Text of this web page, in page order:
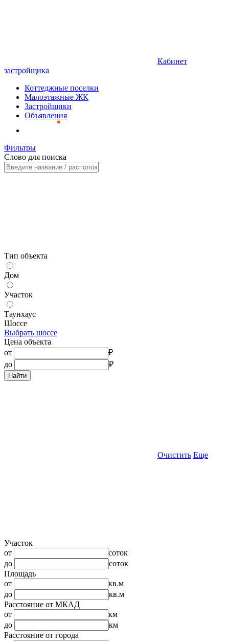
Кабинет
застройщика
Коттеджные поселки
Малоэтажные ЖК
Застройщики
Объявления
Фильтры
Слово для поиска
Тип объекта
Дом
Участок
Таунхаус
Шоссе
Выбрать шоссе
Цена объекта
от
₽
до
₽
Найти
Очистить Еще
Участок
от
соток
до
соток
Площадь
от
кв.м
до
кв.м
Расстояние от МКАД
от
км
до
км
Расстояние от города